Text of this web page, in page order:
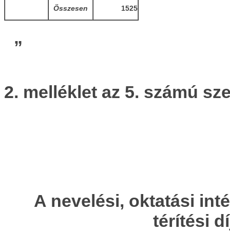
Összesen 1525
„
2. melléklet az 5. számú
A nevelési, oktatási
térítési